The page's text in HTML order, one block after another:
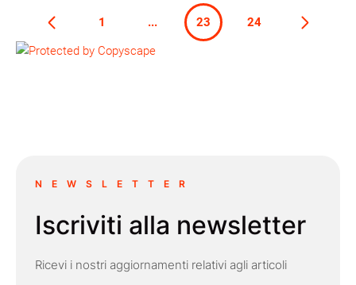
1 ... 23 24
NEWSLETTER
Iscriviti alla newsletter
Ricevi i nostri aggiornamenti relativi agli articoli